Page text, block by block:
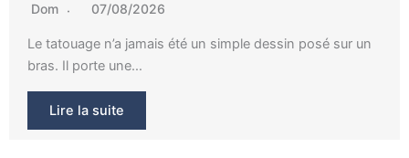
Dom 07/08/2026
Le tatouage n’a jamais été un simple dessin posé sur un
bras. Il porte une…
Lire la suite